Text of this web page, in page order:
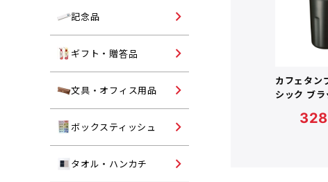
カフェタン
シック ブラ
モバイルバッテリー・スマホ
記念品
ギフト・贈答品
文具・オフィス用品 シャーペン・マーカー
ボックスティッシュ 既製品ボックスティッシュ
タオル・ハンカチ